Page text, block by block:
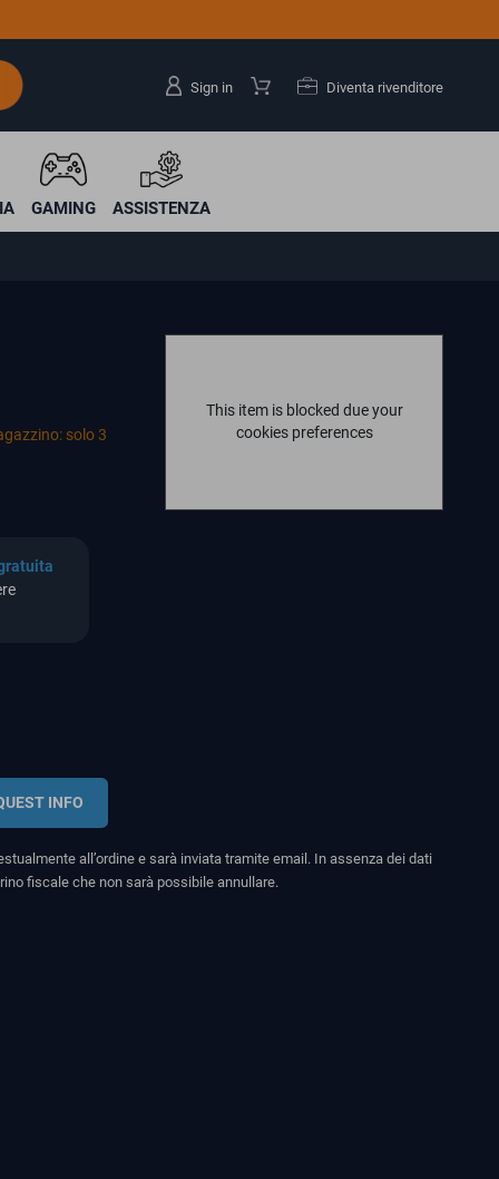
Sign in Diventa rivenditore
GAMING ASSISTENZA
solo 3
This item is blocked due your
cookies preferences
INFO
all’ordine e sarà inviata tramite email. In assenza dei dati
fiscale che non sarà possibile annullare.